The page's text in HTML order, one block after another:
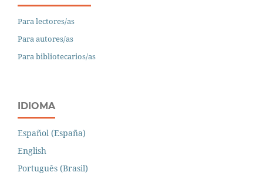
Para lectores/as
Para autores/as
Para bibliotecarios/as
IDIOMA
Español (España)
English
Português (Brasil)